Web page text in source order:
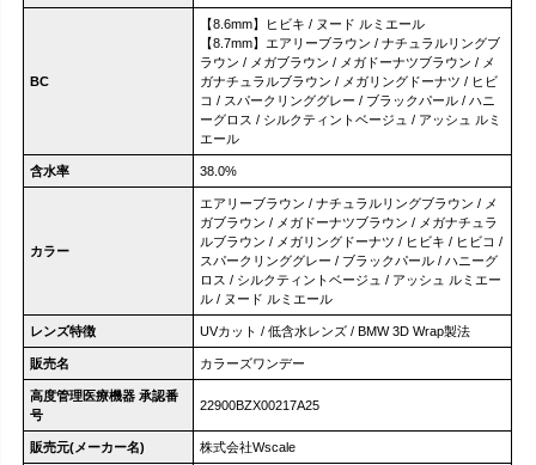
BC
【8.6mm】ヒビキ / ヌード ルミエール
【8.7mm】エアリーブラウン / ナチュラルリングブ
ラウン / メガブラウン / メガドーナツブラウン / メ
ガナチュラルブラウン / メガリングドーナツ / ヒビ
コ / スパークリンググレー / ブラックパール / ハニ
ーグロス / シルクティントベージュ / アッシュ ルミ
エール
含水率 38.0%
カラー
エアリーブラウン / ナチュラルリングブラウン / メ
ガブラウン / メガドーナツブラウン / メガナチュラ
ルブラウン / メガリングドーナツ / ヒビキ / ヒビコ /
スパークリンググレー / ブラックパール / ハニーグ
ロス / シルクティントベージュ / アッシュ ルミエー
ル / ヌード ルミエール
レンズ特徴 UVカット / 低含水レンズ / BMW 3D Wrap製法
販売名 カラーズワンデー
高度管理医療機器 承認番
号
22900BZX00217A25
販売元(メーカー名) 株式会社Wscale